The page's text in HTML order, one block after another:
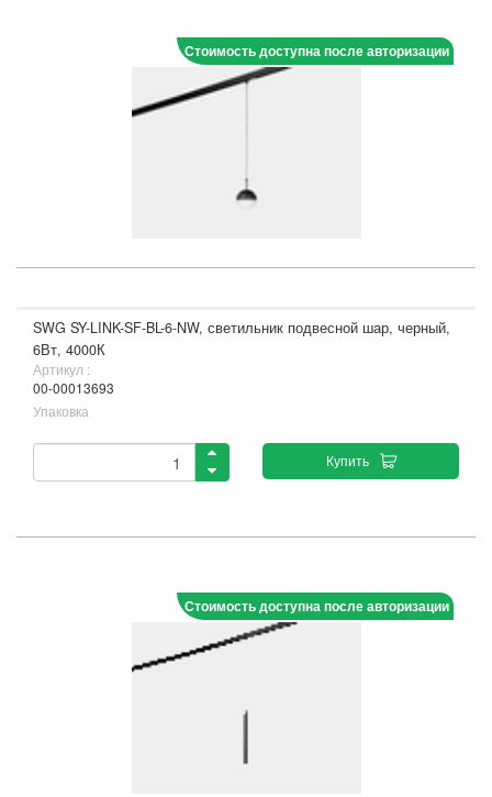
Стоимость доступна после авторизации
SWG SY-LINK-SF-BL-6-NW, светильник подвесной шар, черный,
6Вт, 4000К
Артикул :
00-00013693
Упаковка
Купить
Стоимость доступна после авторизации